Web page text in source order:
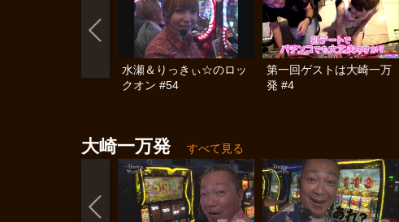
水瀬＆りっきぃ☆のロッ
クオン #54
第一回ゲストは大崎一万
発 #4
大崎一万発 すべて見る